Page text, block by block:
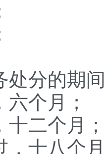
分的期
六个月；
十二个月；
，十八个